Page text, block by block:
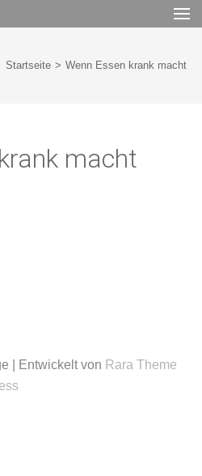
Startseite > Wenn Essen krank macht
macht
| Entwickelt von Rara Theme